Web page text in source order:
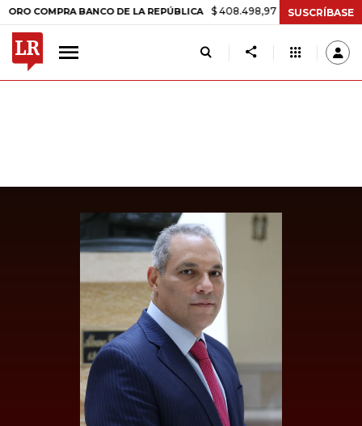
COMPRA BANCO DE LA REPÚBLICA $ 408.498,97 +$ 8.753,81 +2,19%
SUSCRÍBASE